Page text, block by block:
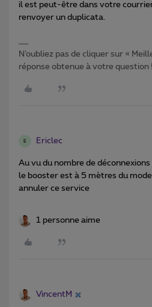
il est peut-être dans votre
renvoyer un duplicata.
N’oubliez pas de cliquer sur «
réponse obtenue à votre question !
E Ericlec
Au vu du nombre de
le booster est à 5 mètres du
annuler ce service
1 personne aime
VincentM